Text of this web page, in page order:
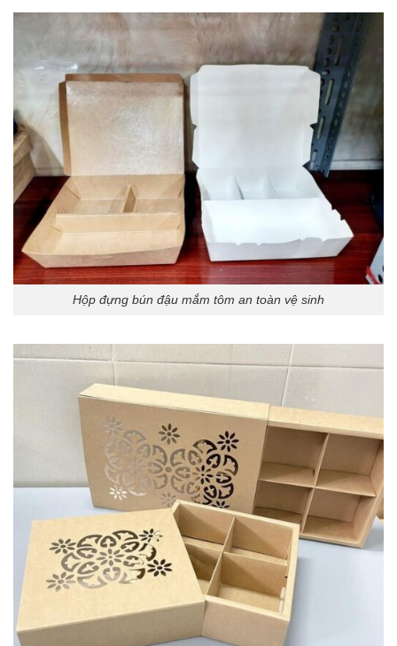
Hộp đựng bún đậu mắm tôm an toàn vệ sinh